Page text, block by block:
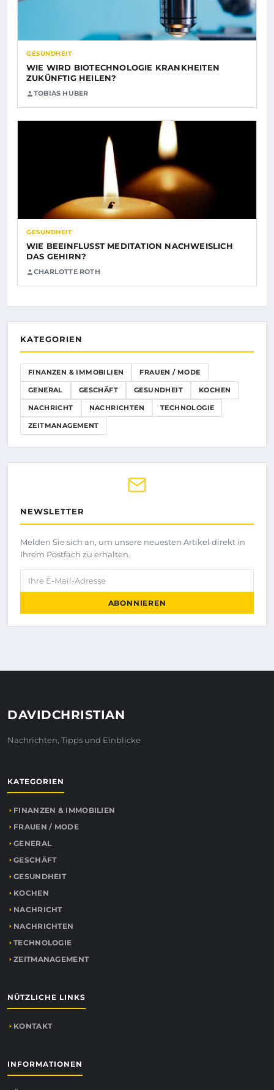
GESUNDHEIT
WIE WIRD BIOTECHNOLOGIE KRANKHEITEN
ZUKÜNFTIG HEILEN?
TOBIAS HUBER
GESUNDHEIT
WIE BEEINFLUSST MEDITATION NACHWEISLICH
DAS GEHIRN?
CHARLOTTE ROTH
KATEGORIEN
FINANZEN & IMMOBILIEN FRAUEN / MODE
GENERAL GESCHÄFT GESUNDHEIT KOCHEN
NACHRICHT NACHRICHTEN TECHNOLOGIE
ZEITMANAGEMENT
NEWSLETTER
Melden Sie sich an, um unsere neuesten Artikel direkt in
Ihrem Postfach zu erhalten.
Ihre E-Mail-Adresse
ABONNIEREN
DAVIDCHRISTIAN
Nachrichten, Tipps und Einblicke
KATEGORIEN
FINANZEN & IMMOBILIEN
FRAUEN / MODE
GENERAL
GESCHÄFT
GESUNDHEIT
KOCHEN
NACHRICHT
NACHRICHTEN
TECHNOLOGIE
ZEITMANAGEMENT
NÜTZLICHE LINKS
KONTAKT
INFORMATIONEN